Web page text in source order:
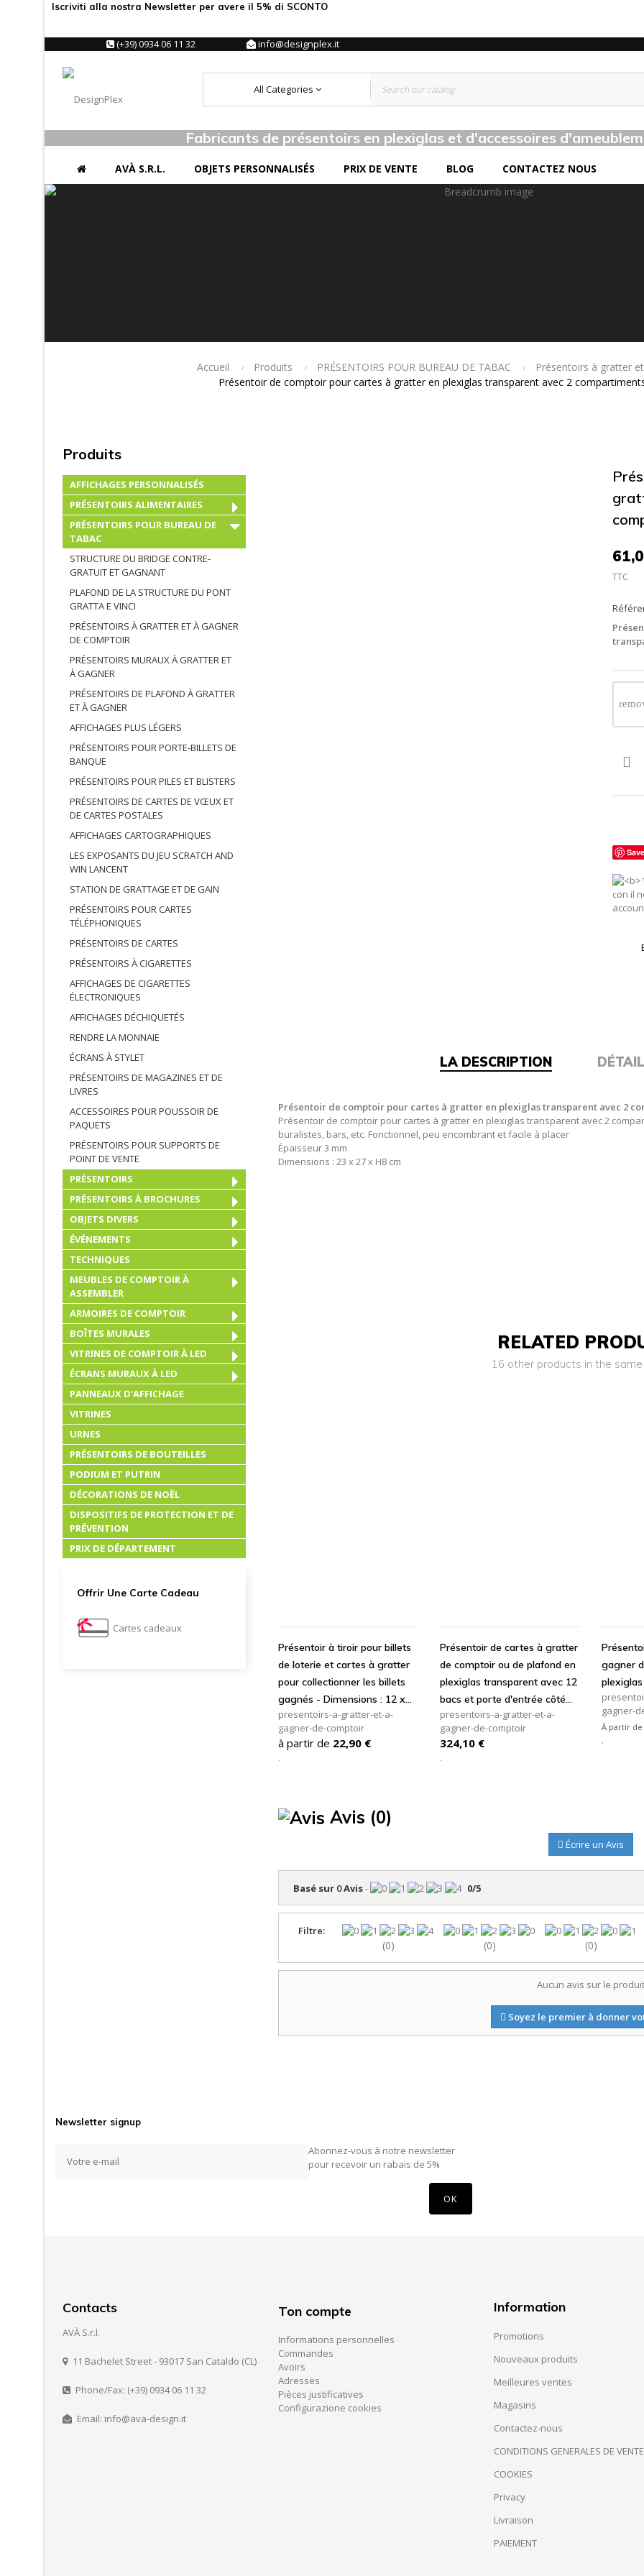
Iscriviti alla nostra Newsletter per avere il 5% di SCONTO
(+39) 0934 06 11 32 info@designplex.it
All Categories
Fabricants de présentoirs en plexiglas et d'accessoires
AVÀ S.R.L. OBJETS PERSONNALISÉS PRIX DE VENTE BLOG CONTACTEZ NOUS
Accueil Produits PRÉSENTOIRS POUR BUREAU DE TABAC
Présentoirs à gratter
Présentoir de comptoir pour cartes à gratter en plexiglas transparent avec 2
Produits
AFFICHAGES PERSONNALISÉS
PRÉSENTOIRS ALIMENTAIRES
PRÉSENTOIRS POUR BUREAU DE
TABAC
STRUCTURE DU BRIDGE CONTRE-
GRATUIT ET GAGNANT
PLAFOND DE LA STRUCTURE DU PONT
GRATTA E VINCI
PRÉSENTOIRS À GRATTER ET À GAGNER
DE COMPTOIR
PRÉSENTOIRS MURAUX À GRATTER ET
À GAGNER
PRÉSENTOIRS DE PLAFOND À GRATTER
ET À GAGNER
AFFICHAGES PLUS LÉGERS
PRÉSENTOIRS POUR PORTE-BILLETS DE
BANQUE
PRÉSENTOIRS POUR PILES ET BLISTERS
PRÉSENTOIRS DE CARTES DE VŒUX ET
DE CARTES POSTALES
AFFICHAGES CARTOGRAPHIQUES
LES EXPOSANTS DU JEU SCRATCH AND
WIN LANCENT
STATION DE GRATTAGE ET DE GAIN
PRÉSENTOIRS POUR CARTES
TÉLÉPHONIQUES
PRÉSENTOIRS DE CARTES
PRÉSENTOIRS À CIGARETTES
AFFICHAGES DE CIGARETTES
ÉLECTRONIQUES
AFFICHAGES DÉCHIQUETÉS
RENDRE LA MONNAIE
ÉCRANS À STYLET
PRÉSENTOIRS DE MAGAZINES ET DE
LIVRES
ACCESSOIRES POUR POUSSOIR DE
PAQUETS
PRÉSENTOIRS POUR SUPPORTS DE
POINT DE VENTE
PRÉSENTOIRS
PRÉSENTOIRS À BROCHURES
OBJETS DIVERS
ÉVÉNEMENTS
TECHNIQUES
MEUBLES DE COMPTOIR À
ASSEMBLER
ARMOIRES DE COMPTOIR
BOÎTES MURALES
VITRINES DE COMPTOIR À LED
ÉCRANS MURAUX À LED
PANNEAUX D'AFFICHAGE
VITRINES
URNES
PRÉSENTOIRS DE BOUTEILLES
PODIUM ET PUTRIN
DÉCORATIONS DE NOËL
DISPOSITIFS DE PROTECTION ET DE
PRÉVENTION
PRIX DE DÉPARTEMENT
Offrir Une Carte Cadeau
Cartes cadeaux
TTC

Save
con il
LA DESCRIPTION
Présentoir de comptoir pour cartes à gratter en plexiglas transparent avec 2
Présentoir de comptoir pour cartes à gratter en plexiglas transparent avec 2
buralistes, bars, etc. Fonctionnel, peu encombrant et facile à placer
Épaisseur 3 mm
Dimensions : 23 x 27 x H8 cm
RELATED
16 other products in the
Présentoir à tiroir pour billets
de loterie et cartes à gratter
pour collectionner les billets
gagnés - Dimensions : 12 x
20 x H4 cm
presentoirs-a-gratter-et-a-
gagner-de-comptoir
à partir de Prix
22,90 €
.
Présentoir de cartes à gratter
de comptoir ou de plafond en
plexiglas transparent avec 12
bacs et porte d'entrée côté
commerçant - Dimensions :
37x17x H60 cm
presentoirs-a-gratter-et-a-
gagner-de-comptoir
Prix
324,10 €
.
gagner
gagner-
À partir de
.
Avis (0)
Écrire un Avis
Basé sur 0Avis- 0/5
Filtre:
(0) (0) (0)
Aucun avis sur le produit
Soyez le premier à donner
Newsletter signup
Abonnez-vous à notre newsletter
pour recevoir un rabais de 5%
Contacts
AVÀ S.r.l.
11 Bachelet Street - 93017 San Cataldo (CL)
Phone/Fax: (+39) 0934 06 11 32
Email: info@ava-design.it
Ton compte
Informations personnelles
Commandes
Avoirs
Adresses
Pièces justificatives
Configurazione cookies
Information
Promotions
Nouveaux produits
Meilleures ventes
Magasins
Contactez-nous
CONDITIONS GENERALES DE VENTE
COOKIES
Privacy
Livraison
PAIEMENT